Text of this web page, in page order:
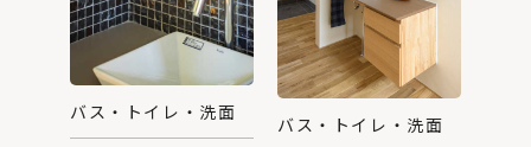
バス・トイレ・洗面
バス・トイレ・洗面